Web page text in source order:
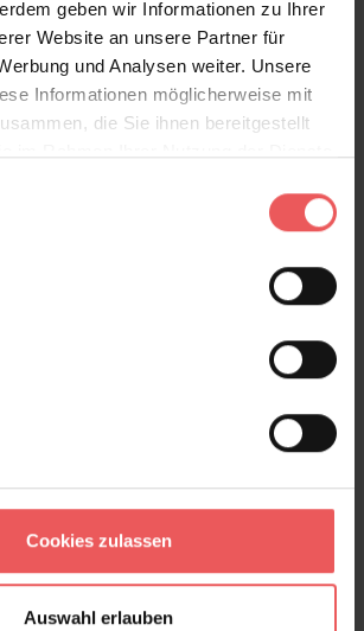
geben wir Informationen zu Ihrer
Website an unsere Partner für
und Analysen weiter. Unsere
Informationen möglicherweise mit
die Sie ihnen bereitgestellt
Cookies zulassen
Auswahl erlauben